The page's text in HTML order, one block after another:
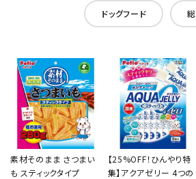
ドッグフード
素材そのまま さつまい
も スティックタイプ
【25%OFF！ひんやり特
集】アクアゼリー 4つの